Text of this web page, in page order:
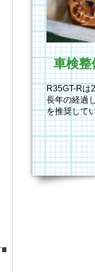
R35GT-Rは
長年の経過
を推奨して
O/Hは行な